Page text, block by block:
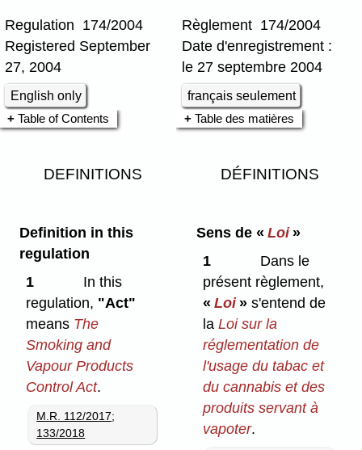
Regulation 174/2004
Registered September
27, 2004
English only
Règlement 174/2004
Date d'enregistrement :
le 27 septembre 2004
français seulement
Table of Contents
Table des matières
DEFINITIONS DÉFINITIONS
Definition in this
regulation
1
In this
regulation, "Act"
means The
Smoking and
Vapour Products
Control Act.
M.R. 112/2017;
133/2018
Sens de « Loi»
1
Dans le
présent règlement,
«Loi» s'entend de
laLoi sur la
réglementation de
l'usage du tabac et
du cannabis et des
produits servant à
vapoter.